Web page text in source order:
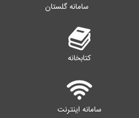
سامانه گلستان
کتابخانه
سامانه اینترنت